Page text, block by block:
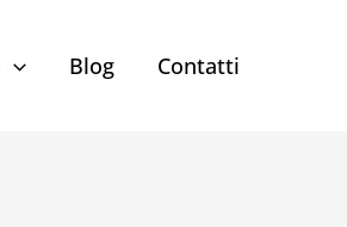
Blog Contatti